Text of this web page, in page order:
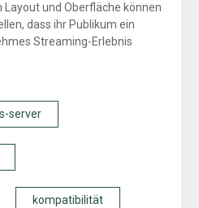
und Oberfläche können
dass ihr Publikum ein
Streaming-Erlebnis
server
kompatibilität